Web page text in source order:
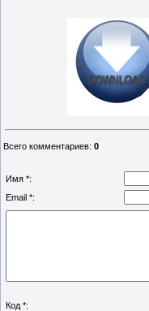
Всего комментариев: 0
Имя *:
Email *:
Код *: